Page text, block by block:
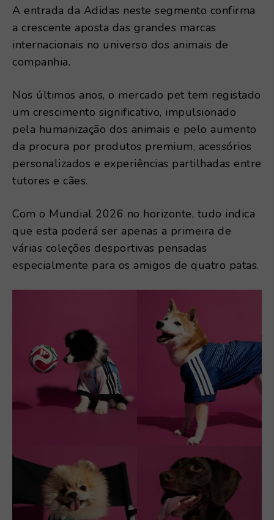
A entrada da Adidas neste segmento confirma
a crescente aposta das grandes marcas
internacionais no universo dos animais de
companhia.
Nos últimos anos, o mercado pet tem registado
um crescimento significativo, impulsionado
pela humanização dos animais e pelo aumento
da procura por produtos premium, acessórios
personalizados e experiências partilhadas entre
tutores e cães.
Com o Mundial 2026 no horizonte, tudo indica
que esta poderá ser apenas a primeira de
várias coleções desportivas pensadas
especialmente para os amigos de quatro patas.